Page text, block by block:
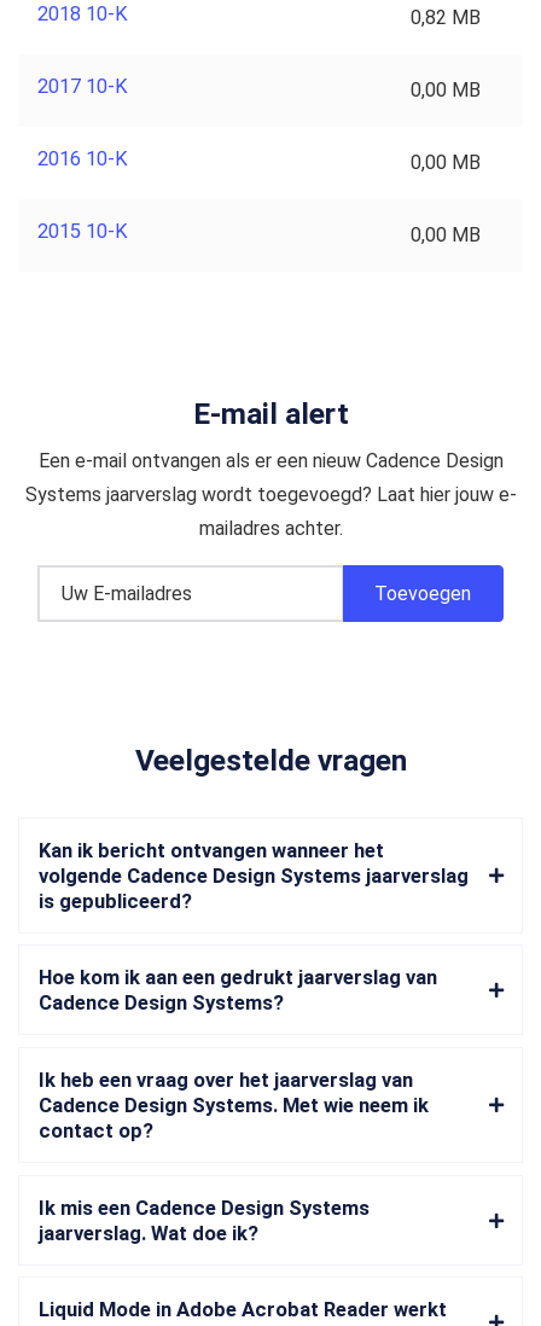
2018 10-K 0,82 MB
2017 10-K 0,00 MB
2016 10-K 0,00 MB
2015 10-K 0,00 MB
E-mail alert
Een e-mail ontvangen als er een nieuw Cadence Design
Systems jaarverslag wordt toegevoegd? Laat hier jouw e-
mailadres achter.
Veelgestelde vragen
Kan ik bericht ontvangen wanneer het
volgende Cadence Design Systems jaarverslag
is gepubliceerd?
Hoe kom ik aan een gedrukt jaarverslag van
Cadence Design Systems?
Ik heb een vraag over het jaarverslag van
Cadence Design Systems. Met wie neem ik
contact op?
Ik mis een Cadence Design Systems
jaarverslag. Wat doe ik?
Liquid Mode in Adobe Acrobat Reader werkt